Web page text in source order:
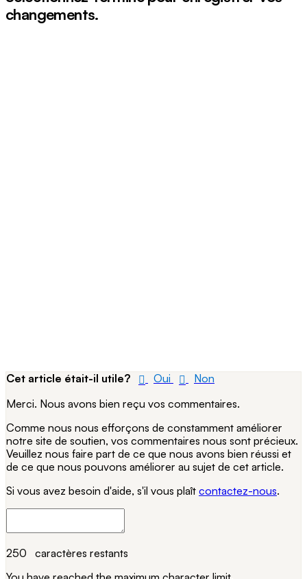
changements.
Cet article était-il utile? Oui
Non
Merci. Nous avons bien reçu vos commentaires.
Comme nous nous efforçons de constamment améliorer
notre site de soutien, vos commentaires nous sont précieux.
Veuillez nous faire part de ce que nous avons bien réussi et
de ce que nous pouvons améliorer au sujet de cet article.
Si vous avez besoin d'aide, s'il vous plaît contactez-nous.
250 caractères restants